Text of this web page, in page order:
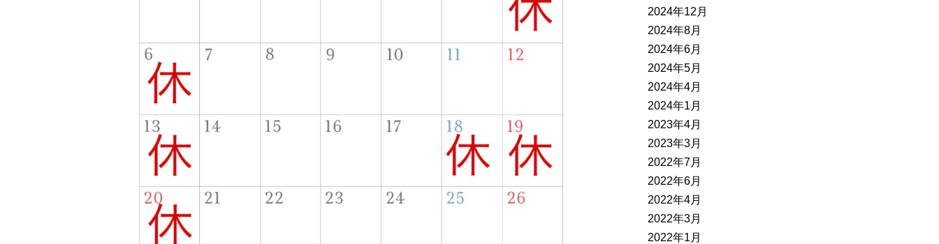
2024年12月
2024年8月
2024年6月
2024年5月
2024年4月
2024年1月
2023年4月
2023年3月
2022年7月
2022年6月
2022年4月
2022年3月
2022年1月